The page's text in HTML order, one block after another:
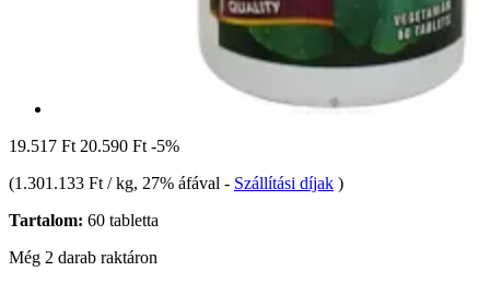
19.517 Ft 20.590 Ft -5%
(1.301.133 Ft / kg, 27% áfával - Szállítási díjak )
Tartalom: 60 tabletta
Még 2 darab raktáron